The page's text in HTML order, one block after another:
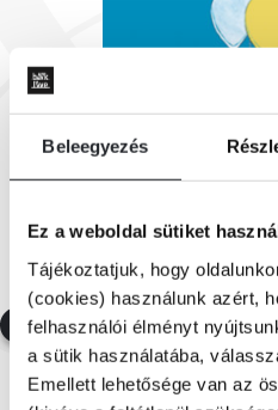
Beleegyezés
Ez a weboldal sütiket
Tájékoztatjuk, hogy
(cookies) használunk azért,
felhasználói élményt
a sütik használatába,
Emellett lehetősége van az